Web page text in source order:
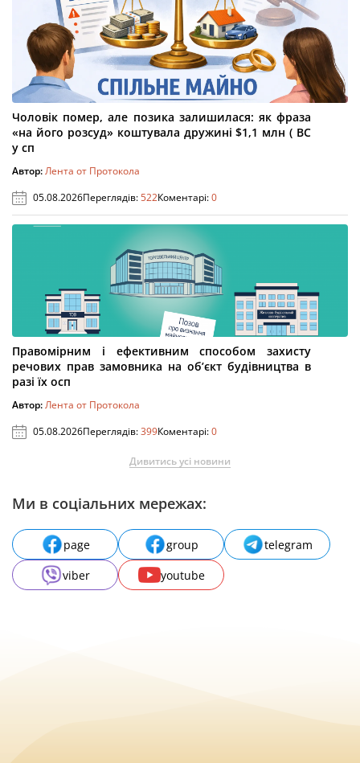
Чоловік помер, але позика залишилася: як фраза
«на його розсуд» коштувала дружині $1,1 млн ( ВС
у сп
Автор:Лента от Протокола
05.08.2026Переглядів:522Коментарі:0
Правомірним і ефективним способом захисту
речових прав замовника на об’єкт будівництва в
разі їх осп
Автор:Лента от Протокола
05.08.2026Переглядів:399Коментарі:0
Дивитись усі новини
Ми в соціальних мережах:
page group
telegram
viber
youtube